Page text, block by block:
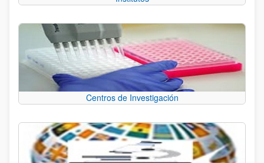
Centros de Investigación